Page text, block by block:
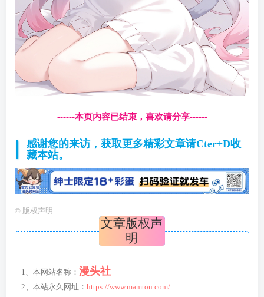
------本页内容已结束，喜欢请分享------
感谢您的来访，获取更多精彩文章请Cter+D收
藏本站。
© 版权声明
文章版权声
明
1、本网站名称： 漫头社
2、本站永久网址： https://www.mamtou.com/